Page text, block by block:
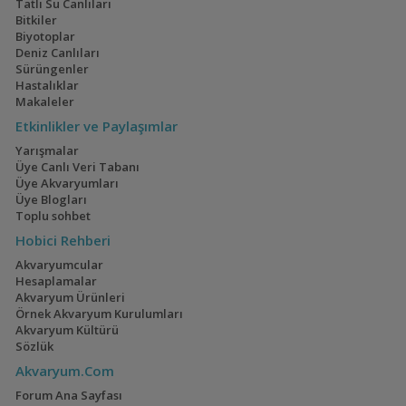
Electric Blue Acara
Head Tapajos(13)
Ateşağız
Mavi Melek Karides
Tatlı Su Canlıları
Bitkiler
Biyotoplar
Deniz Canlıları
Sürüngenler
Hastalıklar
Makaleler
Etkinlikler ve Paylaşımlar
Yarışmalar
Üye Canlı Veri Tabanı
Üye Akvaryumları
Üye Blogları
Toplu sohbet
Hobici Rehberi
Akvaryumcular
Hesaplamalar
Akvaryum Ürünleri
Örnek Akvaryum Kurulumları
Akvaryum Kültürü
Sözlük
Akvaryum.Com
Forum Ana Sayfası